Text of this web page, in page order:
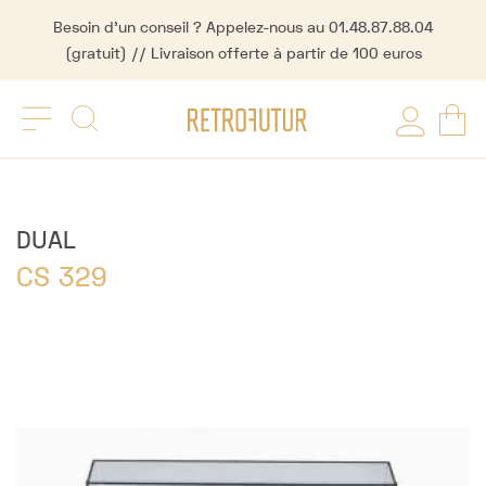
Besoin d'un conseil ? Appelez-nous au 01.48.87.88.04
(gratuit) // Livraison offerte à partir de 100 euros
DUAL
CS 329